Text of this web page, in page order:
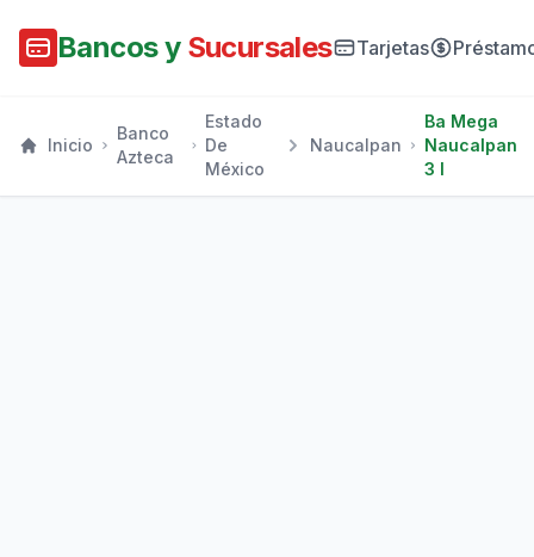
Bancos y Sucursales Tarjetas
Inicio
Banco
Azteca
Estado
De
México
Naucalpan
Ba Mega
Naucalpan
3 I